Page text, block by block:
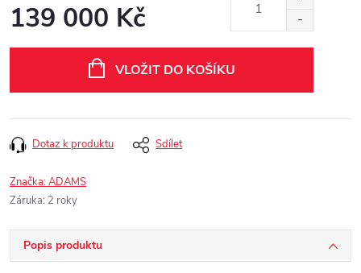
139 000 Kč
VLOŽIT DO KOŠÍKU
Dotaz k produktu Sdílet
Značka:ADAMS
Záruka: 2 roky
Popis produktu